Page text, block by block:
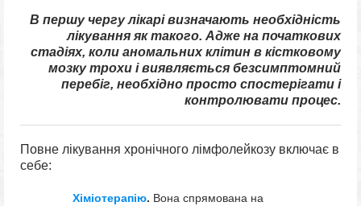
В першу чергу лікарі визначають необхідність
лікування як такого. Адже на початкових
стадіях, коли аномальних клітин в кістковому
мозку трохи і виявляється безсимптомний
перебіг, необхідно просто спостерігати і
контролювати процес.
Повне лікування хронічного лімфолейкозу включає в
себе:
Хіміотерапію. Вона спрямована на